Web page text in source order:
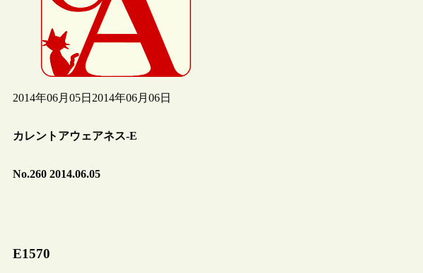
2014年06月05日 2014年06月06日
カレントアウェアネス-E
No.260 2014.06.05
E1570